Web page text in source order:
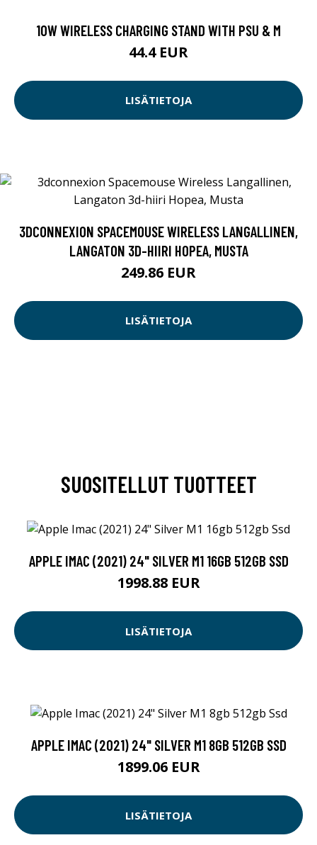
10W WIRELESS CHARGING STAND WITH PSU & M
44.4 EUR
LISÄTIETOJA
3DCONNEXION SPACEMOUSE WIRELESS LANGALLINEN,
LANGATON 3D-HIIRI HOPEA, MUSTA
249.86 EUR
LISÄTIETOJA
SUOSITELLUT TUOTTEET
APPLE IMAC (2021) 24" SILVER M1 16GB 512GB SSD
1998.88 EUR
LISÄTIETOJA
APPLE IMAC (2021) 24" SILVER M1 8GB 512GB SSD
1899.06 EUR
LISÄTIETOJA